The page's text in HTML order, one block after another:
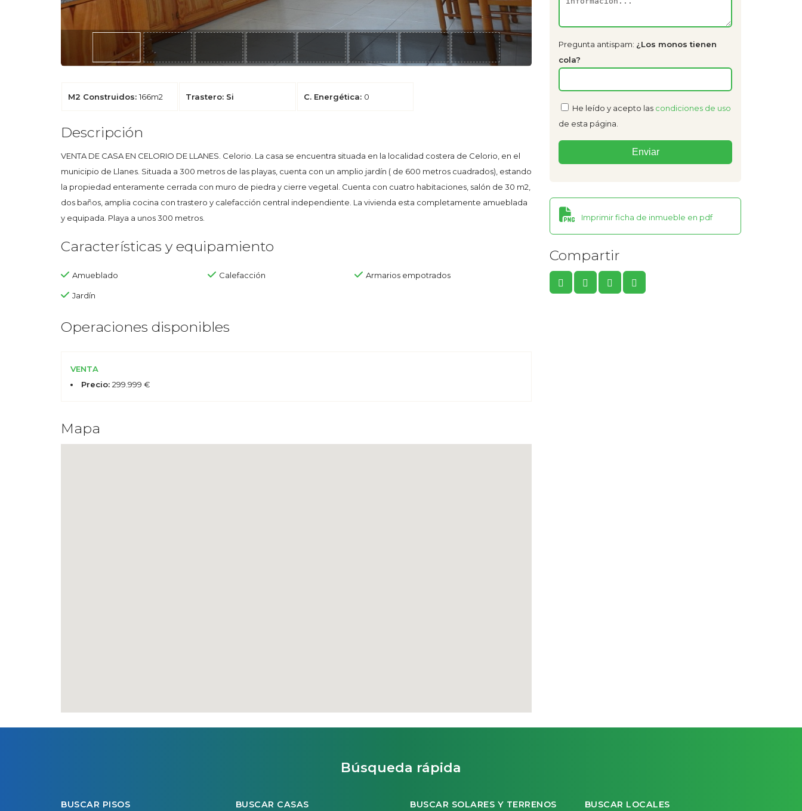
M2 Construidos: 166m2 Trastero: Si C. Energética: 0
Descripción
VENTA DE CASA EN CELORIO DE LLANES. Celorio. La casa se encuentra situada en la localidad costera de Celorio, en el
municipio de Llanes. Situada a 300 metros de las playas, cuenta con un amplio jardín ( de 600 metros cuadrados), estando
la propiedad enteramente cerrada con muro de piedra y cierre vegetal. Cuenta con cuatro habitaciones, salón de 30 m2,
dos baños, amplia cocina con trastero y calefacción central independiente. La vivienda esta completamente amueblada
y equipada. Playa a unos 300 metros.
Características y equipamiento
Amueblado Calefacción Armarios empotrados
Jardín
Operaciones disponibles
VENTA
Precio: 299.999 €
Mapa
Pregunta antispam: ¿Los monos tienen
cola?
He leído y acepto las condiciones de uso
de esta página.
Imprimir ficha de inmueble en pdf
Compartir
Búsqueda rápida
BUSCAR PISOS BUSCAR CASAS BUSCAR SOLARES Y TERRENOS BUSCAR LOCALES